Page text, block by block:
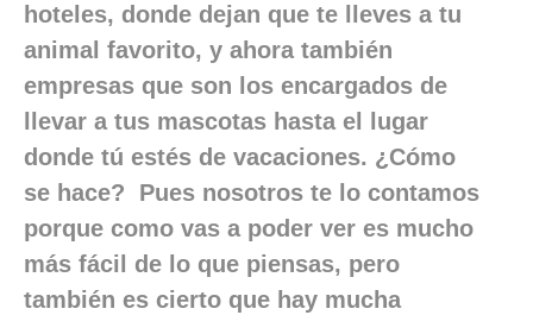
hoteles, donde dejan que te lleves a tu
animal favorito, y ahora también
empresas que son los encargados de
llevar a tus mascotas hasta el lugar
donde tú estés de vacaciones. ¿Cómo
se hace? Pues nosotros te lo contamos
porque como vas a poder ver es mucho
más fácil de lo que piensas, pero
también es cierto que hay mucha